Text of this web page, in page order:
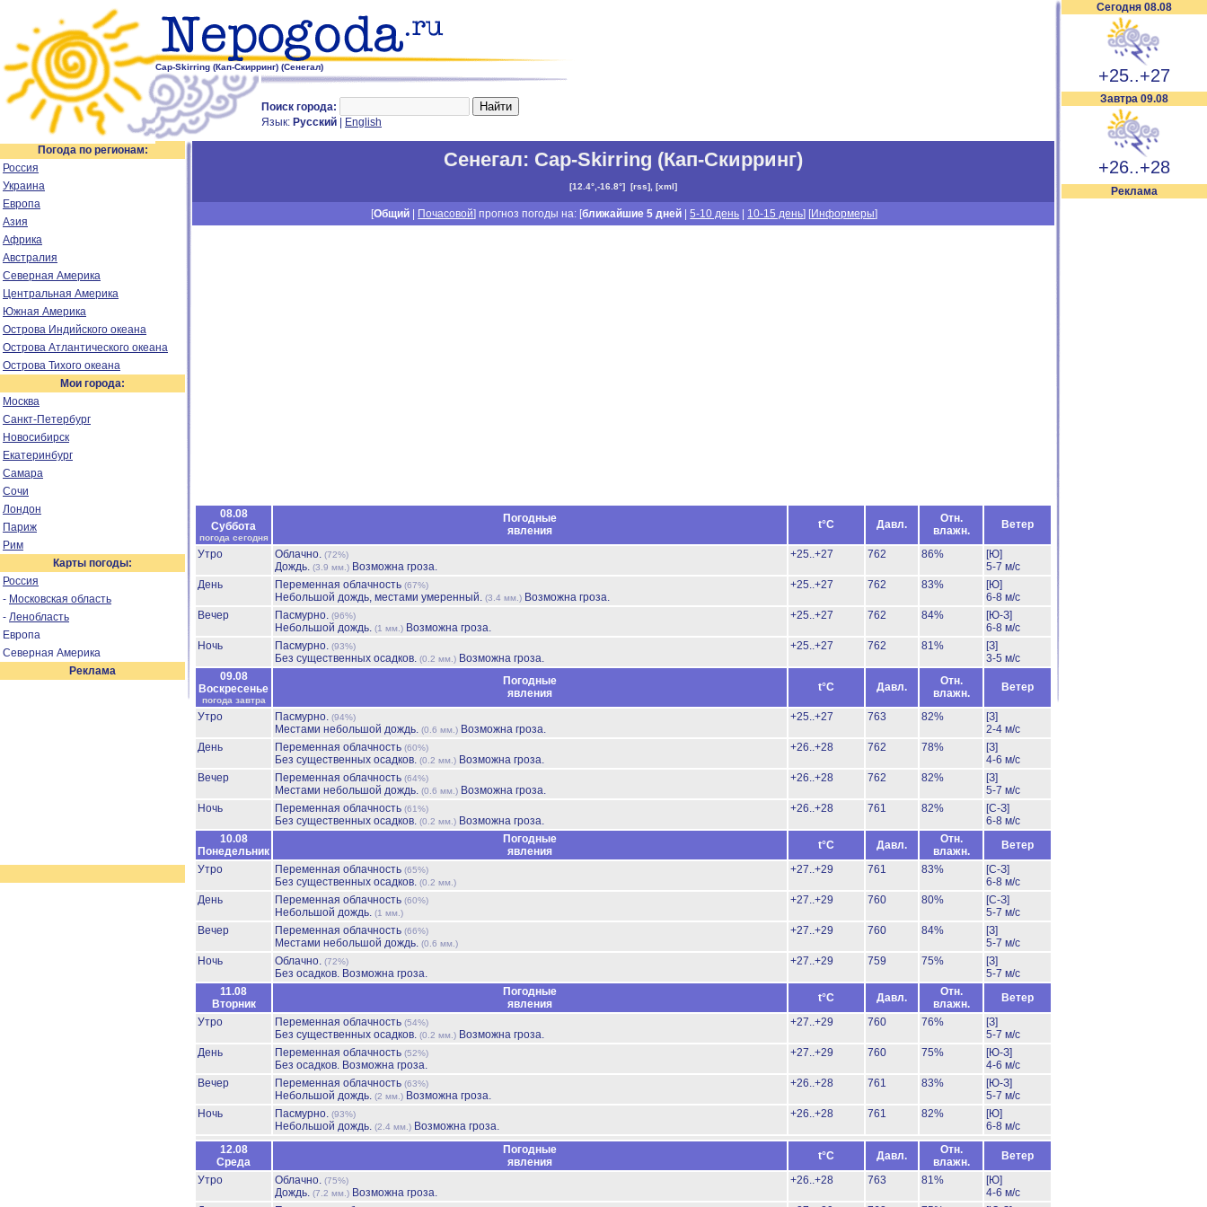
Cap-Skirring (Кап-Скирринг) (Сенегал)
Поиск города:
Язык: Русский English
Сегодня 08.08
+25..+27
Завтра 09.08
+26..+28
Реклама
Погода по регионам:
Россия
Украина
Европа
Азия
Африка
Австралия
Северная Америка
Центральная Америка
Южная Америка
Острова Индийского океана
Острова Атлантического океана
Острова Тихого океана
Мои города:
Москва
Санкт-Петербург
Новосибирск
Екатеринбург
Самара
Сочи
Лондон
Париж
Рим
Карты погоды:
Россия
- Московская область
- Ленобласть
Европа
Северная Америка
Реклама
Сенегал: Cap-Skirring (Кап-Скирринг)
[12.4°,-16.8°] [rss], [xml]
[Общий Почасовой] прогноз погоды на: [ближайшие 5 дней |5-10 день 10-15 день] [Информеры]
08.08
Суббота
погода сегодня
Погодные
явления
t°C Давл.
Отн.
влажн.
Ветер
Утро Облачно. (72%)
Дождь. (3.9 мм.) Возможна гроза.
+25..+27 762 86%
[Ю]
5-7 м/с
День
Переменная облачность (67%)
Небольшой дождь, местами умеренный. (3.4 мм.) Возможна гроза.
+25..+27 762 83%
[Ю]
6-8 м/с
Вечер
Пасмурно. (96%)
Небольшой дождь. (1 мм.) Возможна гроза.
+25..+27 762 84%
[Ю-З]
6-8 м/с
Ночь
Пасмурно. (93%)
Без существенных осадков. (0.2 мм.) Возможна гроза.
+25..+27 762 81%
[З]
3-5 м/с
09.08
Воскресенье
погода завтра
Погодные
явления
t°C Давл.
Отн.
влажн.
Ветер
Утро Пасмурно. (94%)
Местами небольшой дождь. (0.6 мм.) Возможна гроза.
+25..+27 763 82%
[З]
2-4 м/с
День
Переменная облачность (60%)
Без существенных осадков. (0.2 мм.) Возможна гроза.
+26..+28 762 78%
[З]
4-6 м/с
Вечер
Переменная облачность (64%)
Местами небольшой дождь. (0.6 мм.) Возможна гроза.
+26..+28 762 82%
[З]
5-7 м/с
Ночь
Переменная облачность (61%)
Без существенных осадков. (0.2 мм.) Возможна гроза.
+26..+28 761 82%
[С-З]
6-8 м/с
10.08
Понедельник
Погодные
явления
t°C Давл.
Отн.
влажн.
Ветер
Утро
Переменная облачность (65%)
Без существенных осадков. (0.2 мм.)
+27..+29 761 83%
[С-З]
6-8 м/с
День
Переменная облачность (60%)
Небольшой дождь. (1 мм.)
+27..+29 760 80%
[С-З]
5-7 м/с
Вечер
Переменная облачность (66%)
Местами небольшой дождь. (0.6 мм.)
+27..+29 760 84%
[З]
5-7 м/с
Ночь
Облачно. (72%)
Без осадков. Возможна гроза.
+27..+29 759 75%
[З]
5-7 м/с
11.08
Вторник
Погодные
явления
t°C Давл.
Отн.
влажн.
Ветер
Утро
Переменная облачность (54%)
Без существенных осадков. (0.2 мм.) Возможна гроза.
+27..+29 760 76%
[З]
5-7 м/с
День
Переменная облачность (52%)
Без осадков. Возможна гроза.
+27..+29 760 75%
[Ю-З]
4-6 м/с
Вечер
Переменная облачность (63%)
Небольшой дождь. (2 мм.) Возможна гроза.
+26..+28 761 83%
[Ю-З]
5-7 м/с
Ночь
Пасмурно. (93%)
Небольшой дождь. (2.4 мм.) Возможна гроза.
+26..+28 761 82%
[Ю]
6-8 м/с
12.08
Среда
Погодные
явления
t°C Давл.
Отн.
влажн.
Ветер
Утро
Облачно. (75%)
Дождь. (7.2 мм.) Возможна гроза.
+26..+28 763 81%
[Ю]
4-6 м/с